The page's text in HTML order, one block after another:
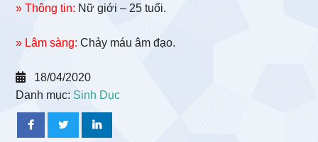
» Thông tin: Nữ giới – 25 tuổi.
» Lâm sàng: Chảy máu âm đạo.
18/04/2020
Danh mục:Sinh Dục